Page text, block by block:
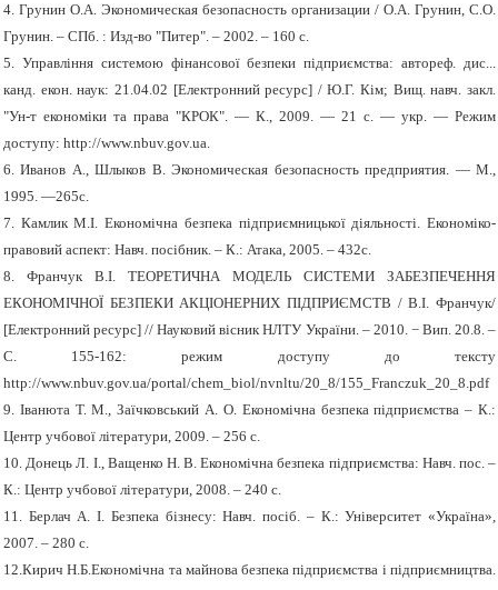
4. Грунин О.А. Экономическая безопасность организации / О.А. Грунин, С.О.
Грунин. – СПб. : Изд-во "Питер". – 2002. – 160 с.
5. Управління системою фінансової безпеки підприємства: автореф. дис...
канд. екон. наук: 21.04.02 [Електронний ресурс] / Ю.Г. Кім; Вищ. навч. закл.
"Ун-т економіки та права "КРОК". — К., 2009. — 21 с. — укp. — Режим
доступу: http://www.nbuv.gov.ua.
6. Иванов А., Шлыков В. Экономическая безопасность предприятия. — М.,
1995. —265с.
7. Камлик М.І.Економічна безпека підприємницької діяльності.Економіко-
правовий аспект: Навч. посібник. – К.: Атака, 2005. – 432с.
8. Франчук В.І. ТЕОРЕТИЧНА МОДЕЛЬ СИСТЕМИ ЗАБЕЗПЕЧЕННЯ
ЕКОНОМІЧНОЇ БЕЗПЕКИ АКЦІОНЕРНИХ ПІДПРИЄМСТВ / В.І. Франчук/
[Електронний ресурс] // Науковий вісник НЛТУ України. – 2010. − Вип. 20.8. –
С. 155-162: режим доступу до тексту
http://www.nbuv.gov.ua/portal/chem_biol/nvnltu/20_8/155_Franczuk_20_8.pdf
9. Іванюта Т. М., Заїчковський А. О. Економічна безпека підприємства – К.:
Центр учбової літератури, 2009. – 256 с.
10.Донець Л. І., Ващенко Н. В. Економічна безпека підприємства: Навч. пос. –
К.: Центр учбової літератури, 2008. – 240 с.
11. Берлач А. І. Безпека бізнесу: Навч. посіб. – К.: Університет «Україна»,
2007. – 280 с.
12.Кирич Н.Б.Економічна та майнова безпека підприємства і підприємництва.